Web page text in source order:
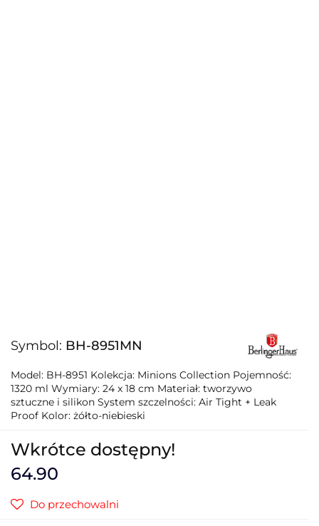
Symbol: BH-8951MN
Model: BH-8951 Kolekcja: Minions Collection Pojemność:
1320 ml Wymiary: 24 x 18 cm Materiał: tworzywo
sztuczne i silikon System szczelności: Air Tight + Leak
Proof Kolor: żółto-niebieski
Wkrótce dostępny!
64.90
Do przechowalni